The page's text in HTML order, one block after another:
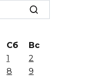
Сб
Вс
1
2
8
9